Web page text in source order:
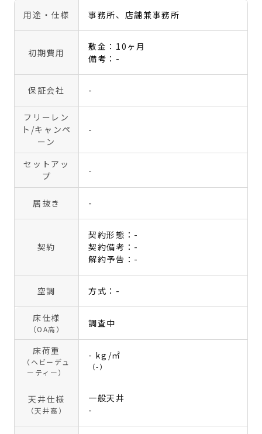
用途・仕様 事務所、店舗兼事務所
初期費用
敷金：10ヶ月
備考：-
保証会社 -
フリーレン
ト /キャンペ
ーン
-
セットアッ
プ
-
居抜き -
契約
契約形態：-
契約備考：-
解約予告：-
空調 方式：-
床仕様
（OA高）
調査中
床荷重
（ヘビーデュ
ーティー）
- kg/㎡
（-）
天井仕様
（天井高）
一般天井
-